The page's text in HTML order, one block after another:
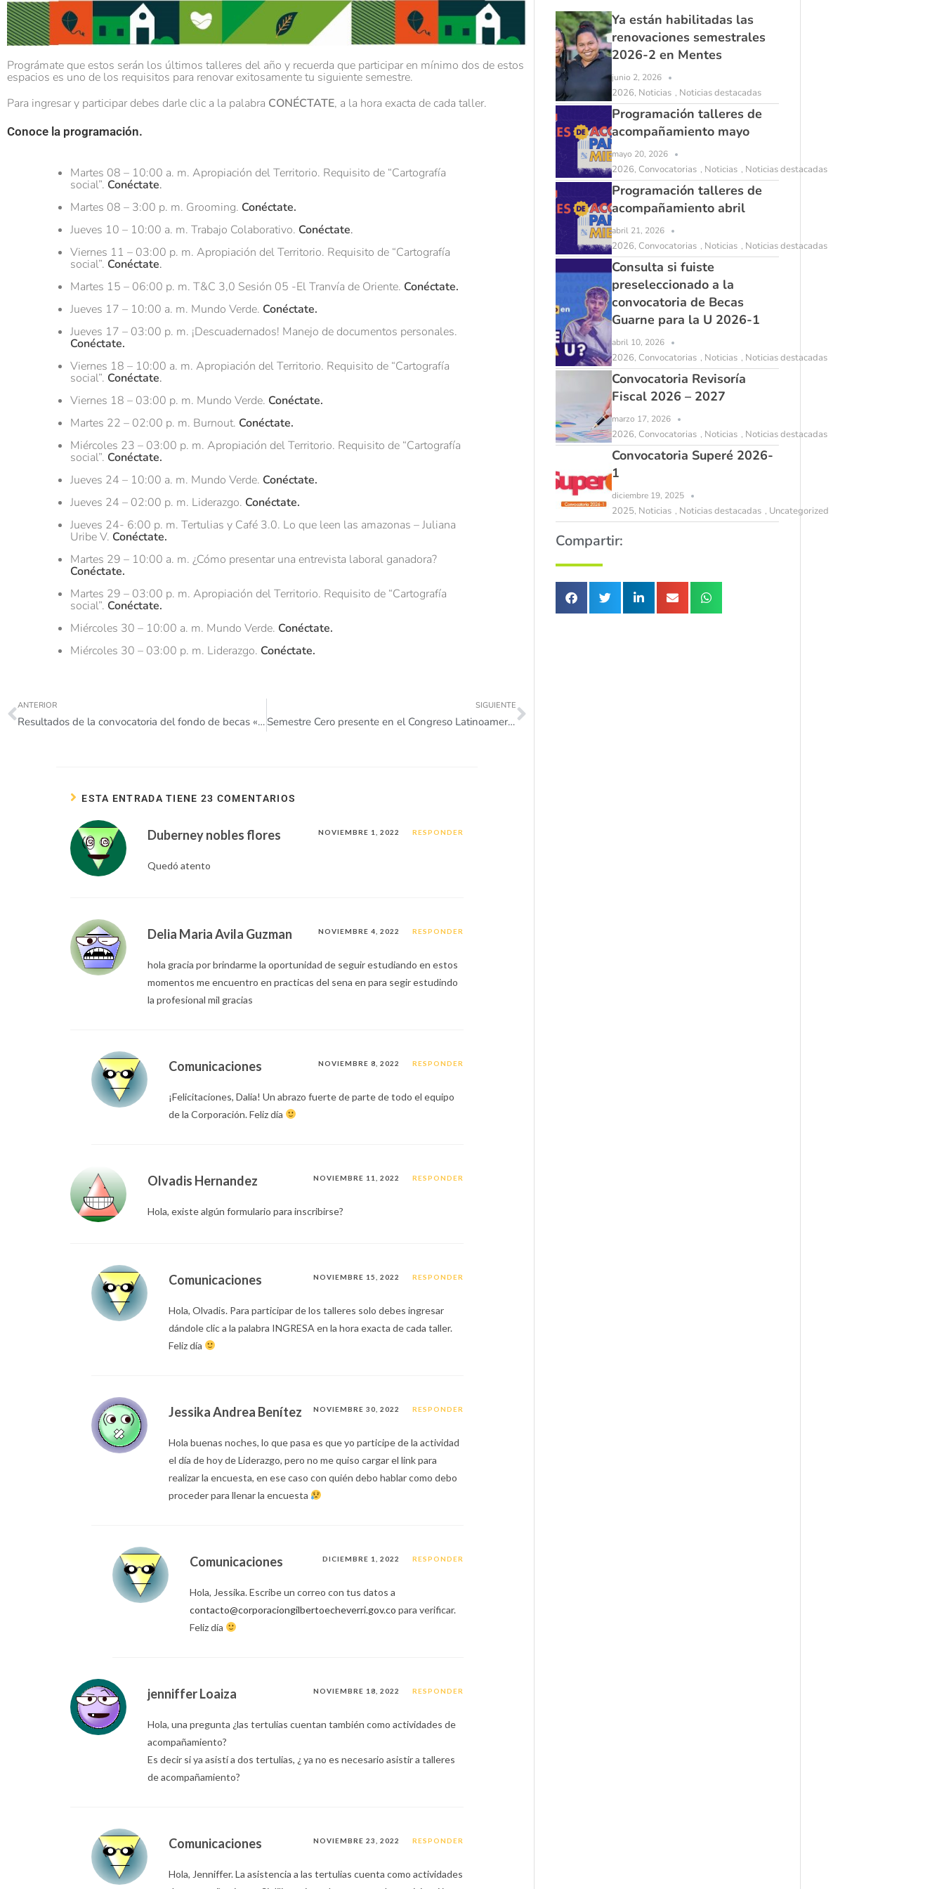
Prográmate que estos serán los últimos talleres del año y recuerda que participar en mínimo dos de estos
espacios es uno de los requisitos para renovar exitosamente tu siguiente semestre.
Para ingresar y participar debes darle clic a la palabra CONÉCTATE, a la hora exacta de cada taller.
Conoce la programación.
Martes 08 – 10:00 a. m. Apropiación del Territorio. Requisito de “Cartografía
social”. Conéctate.
Martes 08 – 3:00 p. m. Grooming. Conéctate.
Jueves 10 – 10:00 a. m. Trabajo Colaborativo. Conéctate.
Viernes 11 – 03:00 p. m. Apropiación del Territorio. Requisito de “Cartografía
social”. Conéctate.
Martes 15 – 06:00 p. m. T&C 3,0 Sesión 05 -El Tranvía de Oriente. Conéctate.
Jueves 17 – 10:00 a. m. Mundo Verde. Conéctate.
Jueves 17 – 03:00 p. m. ¡Descuadernados! Manejo de documentos personales.
Conéctate.
Viernes 18 – 10:00 a. m. Apropiación del Territorio. Requisito de “Cartografía
social”. Conéctate.
Viernes 18 – 03:00 p. m. Mundo Verde. Conéctate.
Martes 22 – 02:00 p. m. Burnout. Conéctate.
Miércoles 23 – 03:00 p. m. Apropiación del Territorio. Requisito de “Cartografía
social”. Conéctate.
Jueves 24 – 10:00 a. m. Mundo Verde. Conéctate.
Jueves 24 – 02:00 p. m. Liderazgo. Conéctate.
Jueves 24- 6:00 p. m. Tertulias y Café 3.0. Lo que leen las amazonas – Juliana
Uribe V. Conéctate.
Martes 29 – 10:00 a. m. ¿Cómo presentar una entrevista laboral ganadora?
Conéctate.
Martes 29 – 03:00 p. m. Apropiación del Territorio. Requisito de “Cartografía
social”. Conéctate.
Miércoles 30 – 10:00 a. m. Mundo Verde. Conéctate.
Miércoles 30 – 03:00 p. m. Liderazgo. Conéctate.
ANTERIOR
Resultados de la convocatoria del fondo de becas «Octavio Arizmendi Posada» de Yarumal.
SIGUIENTE
Semestre Cero presente en el Congreso Latinoamericano sobre el Abandono en Educación Superior (CLABES).
ESTA ENTRADA TIENE 23 COMENTARIOS
Duberney nobles flores NOVIEMBRE 1, 2022 RESPONDER
Quedó atento
Delia Maria Avila Guzman NOVIEMBRE 4, 2022 RESPONDER
hola gracia por brindarme la oportunidad de seguir estudiando en estos
momentos me encuentro en practicas del sena en para segir estudindo
la profesional mil gracias
Comunicaciones NOVIEMBRE 8, 2022 RESPONDER
¡Felicitaciones, Dalia! Un abrazo fuerte de parte de todo el equipo
de la Corporación. Feliz día
Olvadis Hernandez NOVIEMBRE 11, 2022 RESPONDER
Hola, existe algún formulario para inscribirse?
Comunicaciones NOVIEMBRE 15, 2022 RESPONDER
Hola, Olvadis. Para participar de los talleres solo debes ingresar
dándole clic a la palabra INGRESA en la hora exacta de cada taller.
Feliz día
Jessika Andrea Benítez NOVIEMBRE 30, 2022 RESPONDER
Hola buenas noches, lo que pasa es que yo participe de la actividad
el día de hoy de Liderazgo, pero no me quiso cargar el link para
realizar la encuesta, en ese caso con quién debo hablar como debo
proceder para llenar la encuesta
Comunicaciones DICIEMBRE 1, 2022 RESPONDER
Hola, Jessika. Escribe un correo con tus datos a
contacto@corporaciongilbertoecheverri.gov.co para verificar.
Feliz día
jenniffer Loaiza NOVIEMBRE 18, 2022 RESPONDER
Hola, una pregunta ¿las tertulias cuentan también como actividades de
acompañamiento?
Es decir si ya asistí a dos tertulias, ¿ ya no es necesario asistir a talleres
de acompañamiento?
Comunicaciones NOVIEMBRE 23, 2022 RESPONDER
Hola, Jenniffer. La asistencia a las tertulias cuenta como actividades
Ya están habilitadas las
renovaciones semestrales
2026-2 en Mentes
junio 2, 2026
2026, Noticias , Noticias destacadas
Programación talleres de
acompañamiento mayo
mayo 20, 2026
2026, Convocatorias , Noticias , Noticias destacadas
Programación talleres de
acompañamiento abril
abril 21, 2026
2026, Convocatorias , Noticias , Noticias destacadas
Consulta si fuiste
preseleccionado a la
convocatoria de Becas
Guarne para la U 2026-1
abril 10, 2026
2026, Convocatorias , Noticias , Noticias destacadas
Convocatoria Revisoría
Fiscal 2026 – 2027
marzo 17, 2026
2026, Convocatorias , Noticias , Noticias destacadas
Convocatoria Superé 2026-
1
diciembre 19, 2025
2025, Noticias , Noticias destacadas , Uncategorized
Compartir: